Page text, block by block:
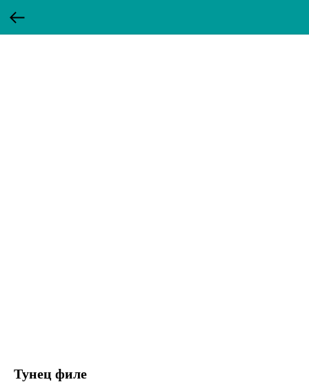
Тунец филе